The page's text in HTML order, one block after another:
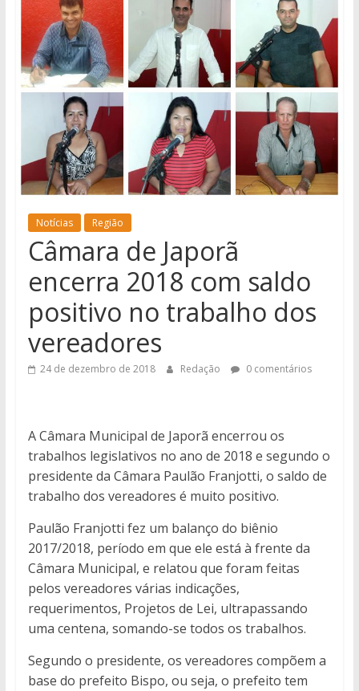
notícias
Iguatemi
e
região.
Notícias Região
Câmara de Japorã
encerra 2018 com saldo
positivo no trabalho dos
vereadores
24 de dezembro de 2018 Redação 0 comentários
A Câmara Municipal de Japorã encerrou os
trabalhos legislativos no ano de 2018 e segundo o
presidente da Câmara Paulão Franjotti, o saldo de
trabalho dos vereadores é muito positivo.
Paulão Franjotti fez um balanço do biênio
2017/2018, período em que ele está à frente da
Câmara Municipal, e relatou que foram feitas
pelos vereadores várias indicações,
requerimentos, Projetos de Lei, ultrapassando
uma centena, somando-se todos os trabalhos.
Segundo o presidente, os vereadores compõem a
base do prefeito Bispo, ou seja, o prefeito tem